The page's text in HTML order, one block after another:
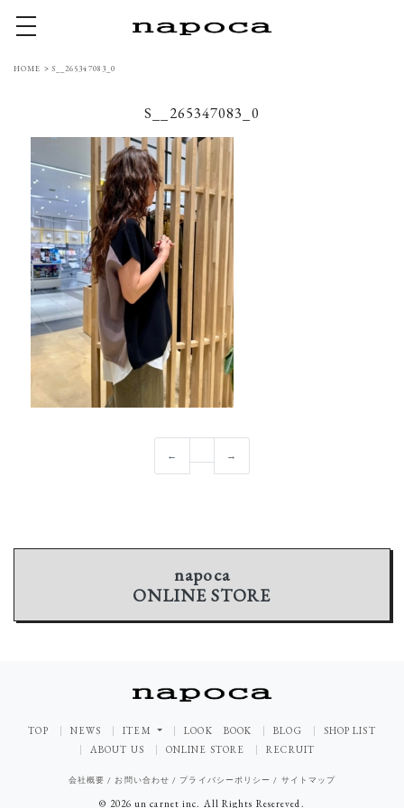
toggle navigation
HOME >S__265347083_0
S__265347083_0
← →
napoca
ONLINE STORE
TOP NEWS ITEM LOOK BOOK BLOG
SHOP LIST
ABOUT US
ONLINE STORE RECRUIT
会社概要 /お問い合わせ / プライバシーポリシー / サイトマップ
© 2026 un carnet inc. All Rights Resereved.